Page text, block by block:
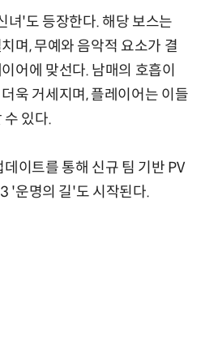
녀'도 등장한다. 해당 보스는
며, 무예와 음악적 요소가 결
어에 맞선다. 남매의 호흡이
욱 거세지며, 플레이어는 이들
수 있다.
이트를 통해 신규 팀 기반 PV
'운명의 길'도 시작된다.